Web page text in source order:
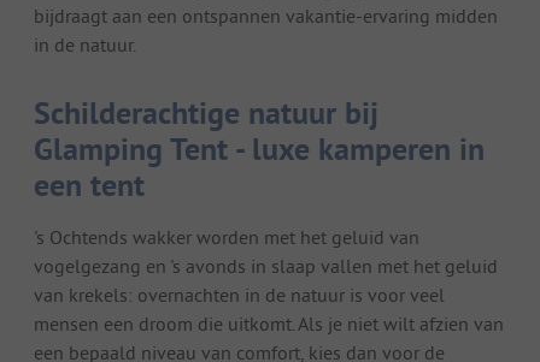
bijdraagt aan een ontspannen vakantie-ervaring midden
in de natuur.
Schilderachtige natuur bij
Glamping Tent - luxe kamperen in
een tent
's Ochtends wakker worden met het geluid van
vogelgezang en 's avonds in slaap vallen met het geluid
van krekels: overnachten in de natuur is voor veel
mensen een droom die uitkomt. Als je niet wilt afzien van
een bepaald niveau van comfort, kies dan voor de